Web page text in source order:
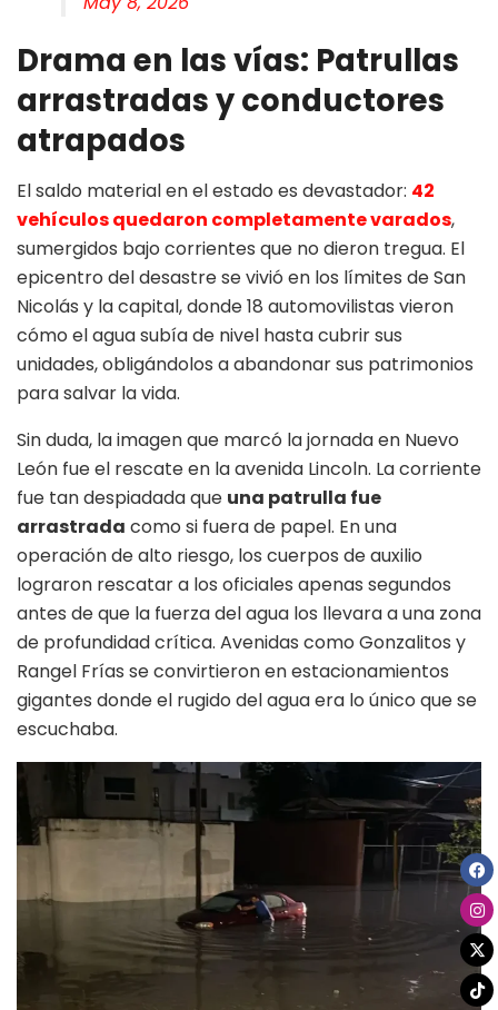
Drama en las vías: Patrullas
arrastradas y conductores
atrapados
El saldo material en el estado es devastador: 42
vehículos quedaron completamente varados,
sumergidos bajo corrientes que no dieron tregua. El
epicentro del desastre se vivió en los límites de San
Nicolás y la capital, donde 18 automovilistas vieron
cómo el agua subía de nivel hasta cubrir sus
unidades, obligándolos a abandonar sus patrimonios
para salvar la vida.
Sin duda, la imagen que marcó la jornada en Nuevo
León fue el rescate en la avenida Lincoln. La corriente
fue tan despiadada que una patrulla fue
arrastrada como si fuera de papel. En una
operación de alto riesgo, los cuerpos de auxilio
lograron rescatar a los oficiales apenas segundos
antes de que la fuerza del agua los llevara a una zona
de profundidad crítica. Avenidas como Gonzalitos y
Rangel Frías se convirtieron en estacionamientos
gigantes donde el rugido del agua era lo único que se
escuchaba.